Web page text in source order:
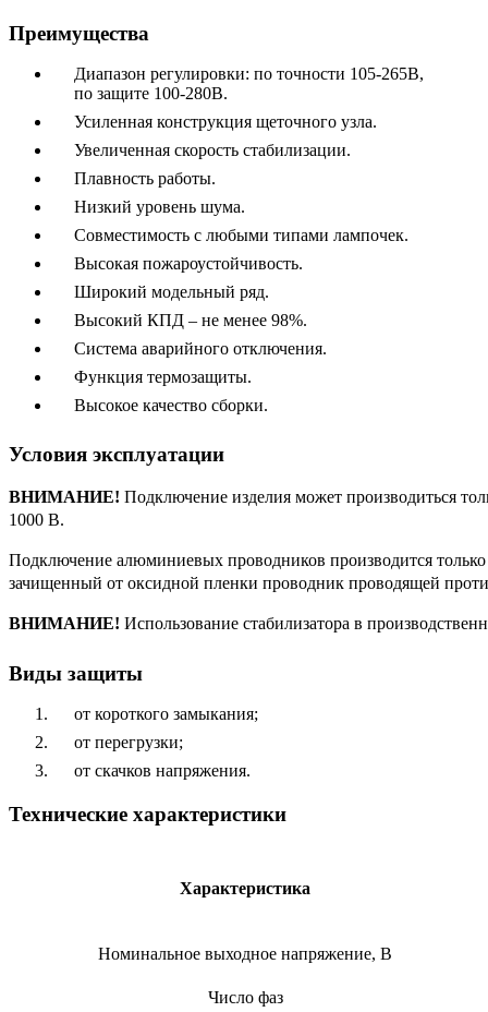
Преимущества
Диапазон регулировки: по точности 105-265В,
по защите 100-280В.
Усиленная конструкция щеточного узла.
Увеличенная скорость стабилизации.
Плавность работы.
Низкий уровень шума.
Совместимость с любыми типами лампочек.
Высокая пожароустойчивость.
Широкий модельный ряд.
Высокий КПД – не менее 98%.
Система аварийного отключения.
Функция термозащиты.
Высокое качество сборки.
Условия эксплуатации
ВНИМАНИЕ! Подключение изделия может производиться
1000 В.
Подключение алюминиевых проводников производится
зачищенный от оксидной пленки проводник проводящей
ВНИМАНИЕ! Использование стабилизатора в
Виды защиты
от короткого замыкания;
от перегрузки;
от скачков напряжения.
Технические характеристики
Характеристика
Номинальное выходное напряжение, В
Число фаз